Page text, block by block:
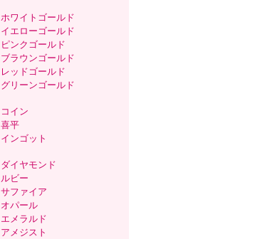
ホワイトゴールド
イエローゴールド
ピンクゴールド
ブラウンゴールド
レッドゴールド
グリーンゴールド
コイン
喜平
インゴット
ダイヤモンド
ルビー
サファイア
オパール
エメラルド
アメジスト